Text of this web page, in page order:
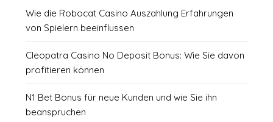
Wie die Robocat Casino Auszahlung Erfahrungen
von Spielern beeinflussen
Cleopatra Casino No Deposit Bonus: Wie Sie davon
profitieren können
N1 Bet Bonus für neue Kunden und wie Sie ihn
beanspruchen